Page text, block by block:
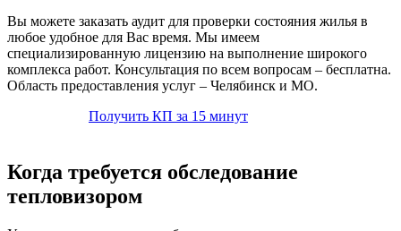
Вы можете заказать аудит для проверки состояния жилья в
любое удобное для Вас время. Мы имеем
специализированную лицензию на выполнение широкого
комплекса работ. Консультация по всем вопросам – бесплатна.
Область предоставления услуг – Челябинск и МО.
Получить КП за 15 минут
Когда требуется обследование
тепловизором